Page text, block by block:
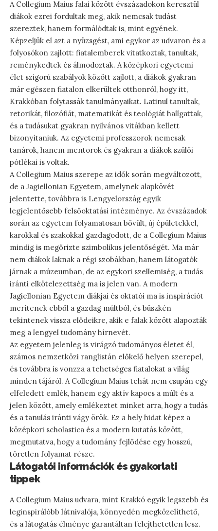
A Collegium Maius falai között évszázadokon keresztül
diákok ezrei fordultak meg, akik nemcsak tudást
szereztek, hanem formálódtak is, mint egyének.
Képzeljük el azt a nyüzsgést, ami egykor az udvaron és a
folyosókon zajlott: fiatalemberek vitatkoztak, tanultak,
reménykedtek és álmodoztak. A középkori egyetemi
élet szigorú szabályok között zajlott, a diákok gyakran
már egészen fiatalon elkerültek otthonról, hogy itt,
Krakkóban folytassák tanulmányaikat. Latinul tanultak,
retorikát, filozófiát, matematikát és teológiát hallgattak,
és a tudásukat gyakran nyilvános vitákban kellett
bizonyítaniuk. Az egyetemi professzorok nemcsak
tanárok, hanem mentorok és gyakran a diákok szülői
pótlékai is voltak.
A Collegium Maius szerepe az idők során megváltozott,
de a Jagiellonian Egyetem, amelynek alapkövét
jelentette, továbbra is Lengyelország egyik
legjelentősebb felsőoktatási intézménye. Az évszázadok
során az egyetem folyamatosan bővült, új épületekkel,
karokkal és szakokkal gazdagodott, de a Collegium Maius
mindig is megőrizte szimbolikus jelentőségét. Ma már
nem diákok laknak a régi szobákban, hanem látogatók
járnak a múzeumban, de az egykori szellemiség, a tudás
iránti elkötelezettség ma is jelen van. A modern
Jagiellonian Egyetem diákjai és oktatói ma is inspirációt
merítenek ebből a gazdag múltból, és büszkén
tekintenek vissza elődeikre, akik e falak között alapozták
meg a lengyel tudomány hírnevét.
Az egyetem jelenleg is virágzó tudományos életet él,
számos nemzetközi ranglistán előkelő helyen szerepel,
és továbbra is vonzza a tehetséges fiatalokat a világ
minden tájáról. A Collegium Maius tehát nem csupán egy
elfeledett emlék, hanem egy aktív kapocs a múlt és a
jelen között, amely emlékeztet minket arra, hogy a tudás
és a tanulás iránti vágy örök. Ez a hely hidat képez a
középkori scholastica és a modern kutatás között,
megmutatva, hogy a tudomány fejlődése egy hosszú,
töretlen folyamat része.
Látogatói információk és gyakorlati
tippek
A Collegium Maius udvara, mint Krakkó egyik legszebb és
leginspirálóbb látnivalója, könnyedén megközelíthető,
és a látogatás élménye garantáltan felejthetetlen lesz.